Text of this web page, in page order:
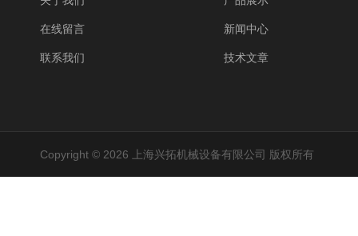
在线留言
联系我们
新闻中心
技术文章
Copyright © 2026 上海兴拓机械设备有限公司 版权所有